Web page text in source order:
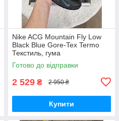
Nike ACG Mountain Fly Low
Black Blue Gore-Tex Termo
Текстиль, гума
Готово до відправки
2 529 ₴ 2 950 ₴
Купити